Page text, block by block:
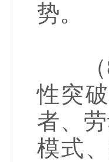
势。
（8
性突
者、
模式